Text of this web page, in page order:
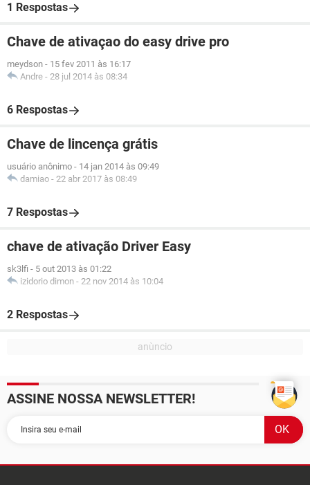
1 Respostas
Chave de ativaçao do easy drive pro
meydson - 15 fev 2011 às 16:17
Andre - 28 jul 2014 às 08:34
6 Respostas
Chave de lincença grátis
usuário anônimo - 14 jan 2014 às 09:49
damiao - 22 abr 2017 às 08:49
7 Respostas
chave de ativação Driver Easy
sk3lfi - 5 out 2013 às 01:22
izidorio dimon - 22 nov 2014 às 10:04
2 Respostas
ASSINE NOSSA NEWSLETTER!